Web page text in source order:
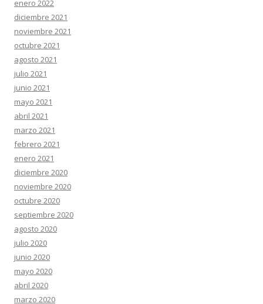
enero 2022
diciembre 2021
noviembre 2021
octubre 2021
agosto 2021
julio 2021
junio 2021
mayo 2021
abril 2021
marzo 2021
febrero 2021
enero 2021
diciembre 2020
noviembre 2020
octubre 2020
septiembre 2020
agosto 2020
julio 2020
junio 2020
mayo 2020
abril 2020
marzo 2020